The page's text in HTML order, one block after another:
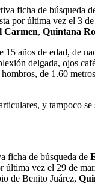
ficha de búsqueda
por última vez el 3
Carmen, Quintana
15 años de edad, de
delgada, ojos
de 1.60
y tampoco se
ficha de búsqueda de
última vez el 29 de
de Benito Juárez,